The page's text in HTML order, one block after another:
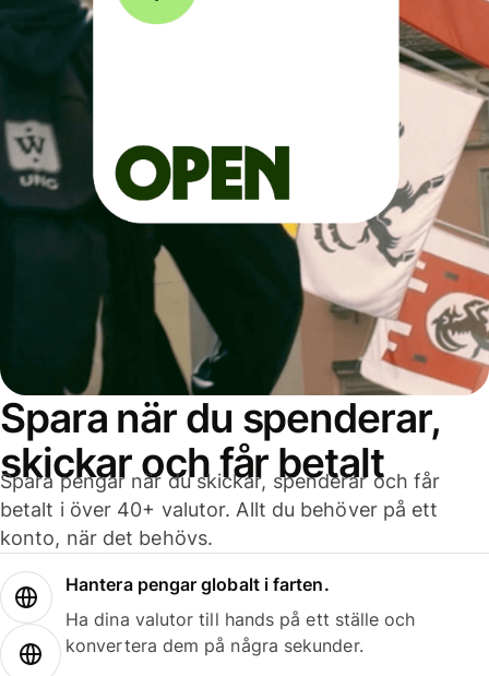
Spara när du spenderar,
skickar och får betalt
Spara pengar när du skickar, spenderar och får
betalt i över 40+ valutor. Allt du behöver på ett
konto, när det behövs.
Hantera pengar globalt i farten.
Ha dina valutor till hands på ett ställe och
konvertera dem på några sekunder.